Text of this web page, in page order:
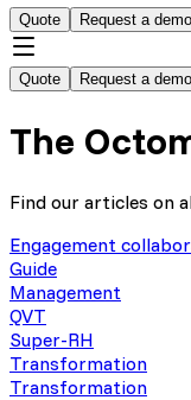
Quote Request a demo
Quote Request a demo
The
Find our articles on
Engagement
Guide
Management
QVT
Super-RH
Transformation
Transformation